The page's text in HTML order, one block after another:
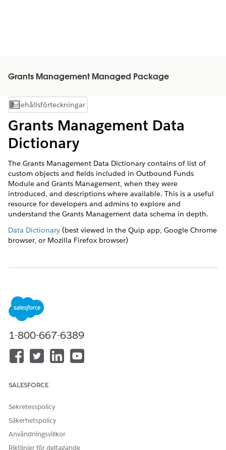
Grants Management Managed Package
Visa innehållsförteckning
Innehållsförteckningar
Grants Management Data
Dictionary
The Grants Management Data Dictionary contains of list of
custom objects and fields included in Outbound Funds
Module and Grants Management, when they were
introduced, and descriptions where available. This is a useful
resource for developers and admins to explore and
understand the Grants Management data schema in depth.
Data Dictionary (best viewed in the Quip app, Google Chrome
browser, or Mozilla Firefox browser)
1-800-667-6389
SALESFORCE
Sekretesspolicy
Säkerhetspolicy
Användningsvillkor
Riktlinjer för deltagande